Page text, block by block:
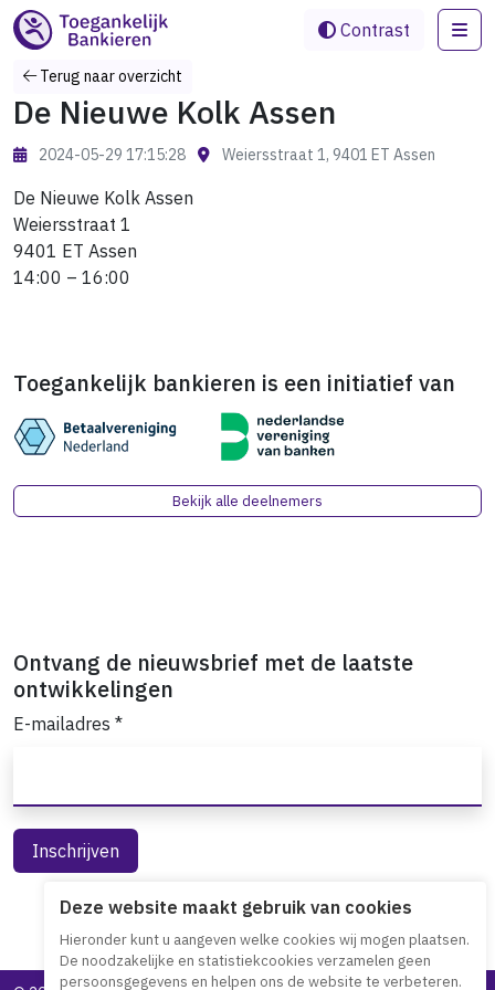
Contrast
Terug naar overzicht
De Nieuwe Kolk Assen
2024-05-29 17:15:28 Weiersstraat 1, 9401 ET Assen
De Nieuwe Kolk Assen
Weiersstraat 1
9401 ET Assen
14:00 – 16:00
Toegankelijk bankieren is een initiatief van
Bekijk alle deelnemers
Ontvang de nieuwsbrief met de laatste
ontwikkelingen
E-mailadres *
Deze website maakt gebruik van cookies
Hieronder kunt u aangeven welke cookies wij mogen plaatsen.
De noodzakelijke en statistiekcookies verzamelen geen
persoonsgegevens en helpen ons de website te verbeteren.